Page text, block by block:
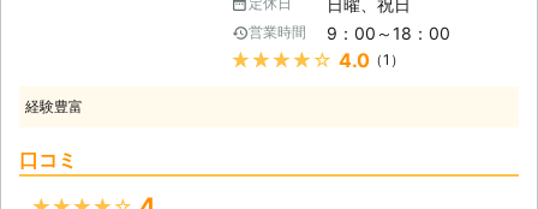
ましたらご質問ください。私たちサニ
システムは、そういったことにもしっ
かり対応する業者なのです。
あるのです。水漏れや雨漏り、ガラス
の割れやガス漏れなど、快適な毎日を
持続するためにもトラブルは早急に解
営業時間 9：00～18：00
★★★★★ 4.0（1）
経験豊富
口コミ